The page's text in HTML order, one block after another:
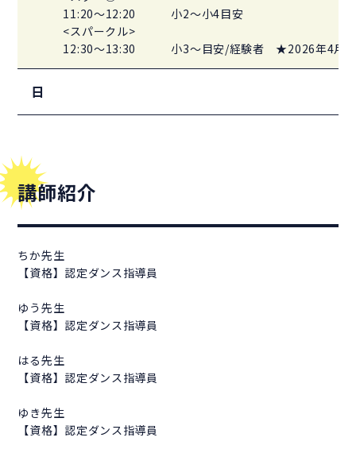
11:20～12:20
<スパークル>
12:30～13:30
小2～小4目安
小3～目安/経験者 ★2026年4月
日
講師紹介
ちか先生
【資格】認定ダンス指導員
ゆう先生
【資格】認定ダンス指導員
はる先生
【資格】認定ダンス指導員
ゆき先生
【資格】認定ダンス指導員